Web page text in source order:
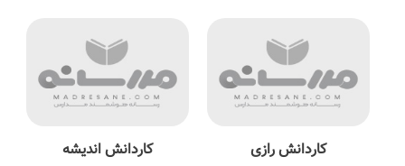
کاردانش رازی کاردانش اندیشه